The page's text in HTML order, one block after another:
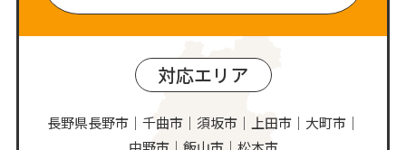
対応エリア
長野県長野市｜千曲市｜須坂市｜上田市｜大町市｜